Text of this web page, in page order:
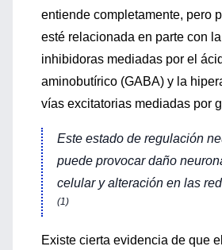
entiende completamente, pero
esté relacionada en parte con
inhibidoras mediadas por el
aminobutírico (GABA) y la
vías excitatorias mediadas por
Este estado de regulación
puede provocar daño
celular y alteración en las
(1)
Existe cierta evidencia de que